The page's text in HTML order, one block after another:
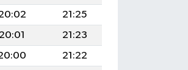
21:25
20:01
21:23
21:22